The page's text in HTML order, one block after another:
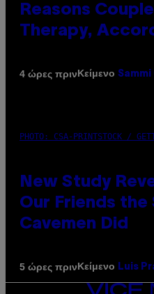
Reasons
Therapy,
4 ώρες πρινΚείμενο Sammi
PHOTO: CSA-PRINTSTOCK /
New Study
Our Friends the
Cavemen Did
5 ώρες πρινΚείμενο Luis
VICE